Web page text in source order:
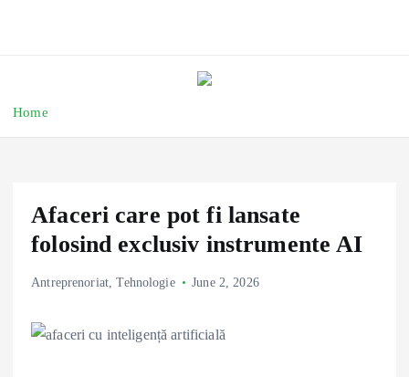
Home
Afaceri care pot fi lansate
folosind exclusiv instrumente AI
Antreprenoriat ,Tehnologie June 2, 2026